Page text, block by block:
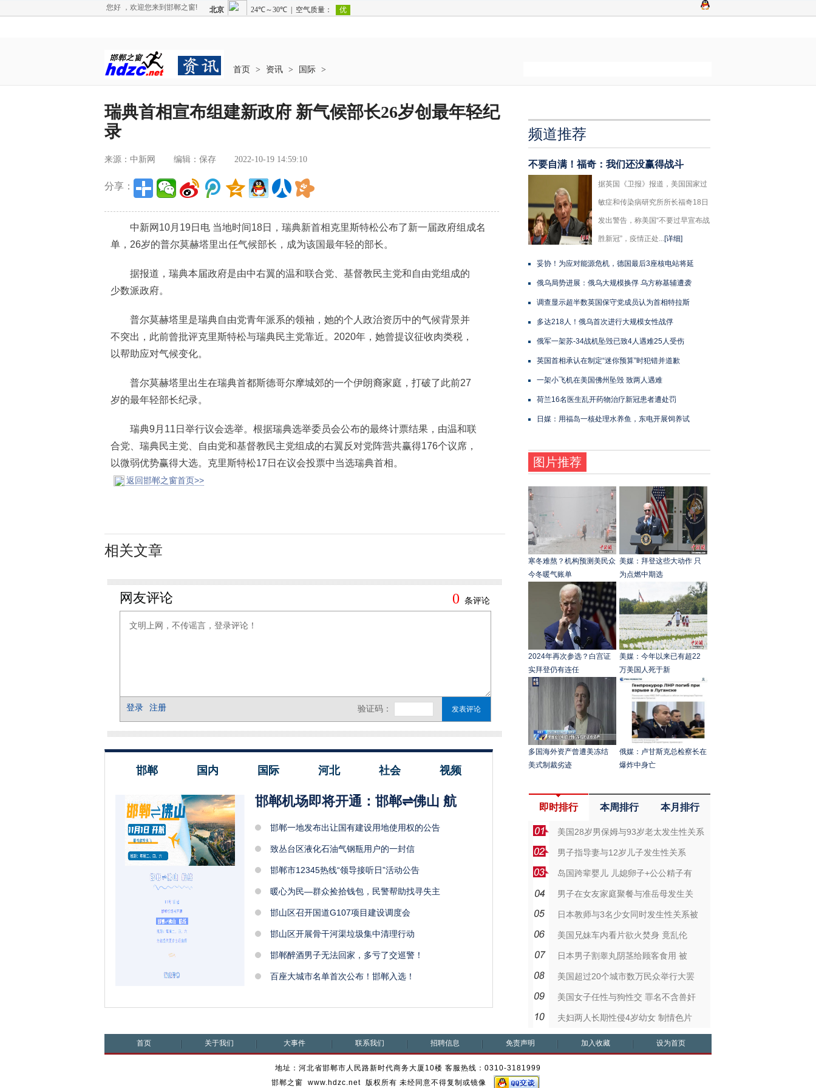
您好 ，欢迎您来到邯郸之窗!
首页 > 资讯 > 国际 >
瑞典首相宣布组建新政府 新气候部长26岁创最年轻纪
录
来源：中新网 编辑：保存 2022-10-19 14:59:10
分享：
中新网10月19日电 当地时间18日，瑞典新首相克里斯特松公布了新一届政府组成名
单，26岁的普尔莫赫塔里出任气候部长，成为该国最年轻的部长。
据报道，瑞典本届政府是由中右翼的温和联合党、基督教民主党和自由党组成的
少数派政府。
普尔莫赫塔里是瑞典自由党青年派系的领袖，她的个人政治资历中的气候背景并
不突出，此前曾批评克里斯特松与瑞典民主党靠近。2020年，她曾提议征收肉类税，
以帮助应对气候变化。
普尔莫赫塔里出生在瑞典首都斯德哥尔摩城郊的一个伊朗裔家庭，打破了此前27
岁的最年轻部长纪录。
瑞典9月11日举行议会选举。根据瑞典选举委员会公布的最终计票结果，由温和联
合党、瑞典民主党、自由党和基督教民主党组成的右翼反对党阵营共赢得176个议席，
以微弱优势赢得大选。克里斯特松17日在议会投票中当选瑞典首相。
返回邯郸之窗首页>>
相关文章
邯郸 国内 国际 河北 社会 视频
邯郸机场即将开通：邯郸⇌佛山 航
邯郸一地发布出让国有建设用地使用权的公告
致丛台区液化石油气钢瓶用户的一封信
邯郸市12345热线“领导接听日”活动公告
暖心为民—群众捡拾钱包，民警帮助找寻失主
邯山区召开国道G107项目建设调度会
邯山区开展骨干河渠垃圾集中清理行动
邯郸醉酒男子无法回家，多亏了交巡警！
百座大城市名单首次公布！邯郸入选！
频道推荐
不要自满！福奇：我们还没赢得战斗
据英国《卫报》报道，美国国家过
敏症和传染病研究所所长福奇18日
发出警告，称美国“不要过早宣布战
胜新冠”，疫情正处...[详细]
妥协！为应对能源危机，德国最后3座核电站将延
俄乌局势进展：俄乌大规模换俘 乌方称基辅遭袭
调查显示超半数英国保守党成员认为首相特拉斯
多达218人！俄乌首次进行大规模女性战俘
俄军一架苏-34战机坠毁已致4人遇难25人受伤
英国首相承认在制定“迷你预算”时犯错并道歉
一架小飞机在美国佛州坠毁 致两人遇难
荷兰16名医生乱开药物治疗新冠患者遭处罚
日媒：用福岛一核处理水养鱼，东电开展饲养试
图片推荐
寒冬难熬？机构预测美民众
今冬暖气账单
美媒：拜登这些大动作 只
为点燃中期选
2024年再次参选？白宫证
实拜登仍有连任
美媒：今年以来已有超22
万美国人死于新
多国海外资产曾遭美冻结
美式制裁劣迹
俄媒：卢甘斯克总检察长在
爆炸中身亡
即时排行 本周排行 本月排行
美国28岁男保姆与93岁老太发生性关系
男子指导妻与12岁儿子发生性关系
岛国跨辈婴儿 儿媳卵子+公公精子有
男子在女友家庭聚餐与准岳母发生关
日本教师与3名少女同时发生性关系被
美国兄妹车内看片欲火焚身 竟乱伦
日本男子割睾丸阴茎给顾客食用 被
美国超过20个城市数万民众举行大罢
美国女子任性与狗性交 罪名不含兽奸
夫妇两人长期性侵4岁幼女 制情色片
首页 关于我们 大事件 联系我们 招聘信息 免责声明 加入收藏 设为首页
地址：河北省邯郸市人民路新时代商务大厦10楼 客服热线：0310-3181999
邯郸之窗 www.hdzc.net 版权所有 未经同意不得复制或镜像